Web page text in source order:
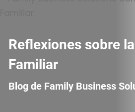
Reflexiones sobre
Familiar
Blog de Family Business